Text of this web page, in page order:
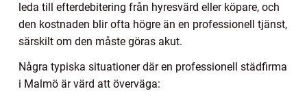
leda till efterdebitering från hyresvärd eller köpare, och
den kostnaden blir ofta högre än en professionell tjänst,
särskilt om den måste göras akut.
Några typiska situationer där en professionell städfirma
i Malmö är värd att överväga: